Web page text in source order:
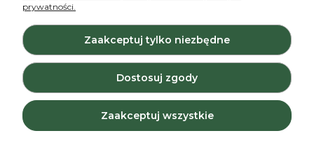
Projekt i wykonanie:Ecommercy.pl
Pokaż pełną wersję strony
Sklep internetowy Shoper.pl
prywatności.
Zaakceptuj tylko niezbędne
Dostosuj zgody
Zaakceptuj wszystkie